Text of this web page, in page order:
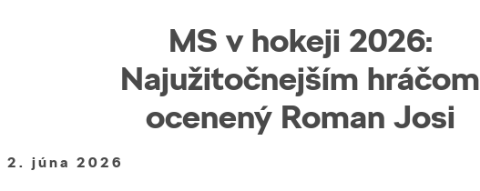
MS v hokeji 2026:
Najužitočnejším hráčom
ocenený Roman Josi
2. júna 2026